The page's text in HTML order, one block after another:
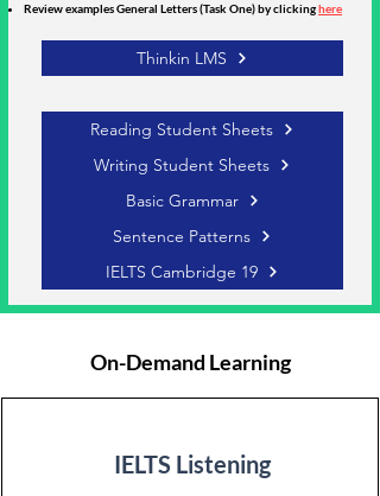
Review examples General Letters (Task One) by clickinghere
Thinkin LMS
Reading Student Sheets
Writing Student Sheets
Basic Grammar
Sentence Patterns
IELTS Cambridge 19
On-Demand Learning
IELTS Listening